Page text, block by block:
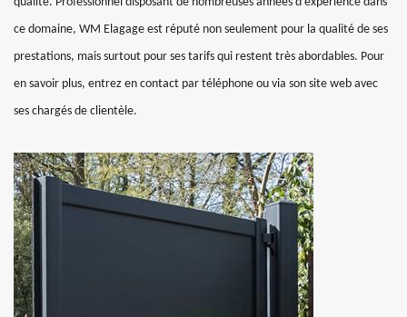
ce domaine, WM Elagage est réputé non seulement pour la qualité de ses
prestations, mais surtout pour ses tarifs qui restent très abordables. Pour
en savoir plus, entrez en contact par téléphone ou via son site web avec
ses chargés de clientèle.